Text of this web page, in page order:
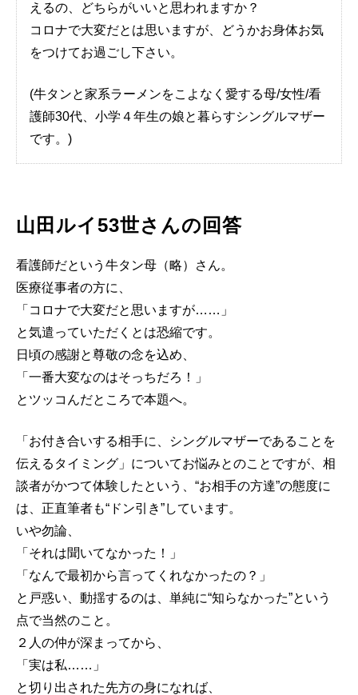
えるの、どちらがいいと思われますか？
コロナで大変だとは思いますが、どうかお身体お気
をつけてお過ごし下さい。
(牛タンと家系ラーメンをこよなく愛する母/女性/看
護師30代、小学４年生の娘と暮らすシングルマザー
です。)
山田ルイ53世さんの回答
看護師だという牛タン母（略）さん。
医療従事者の方に、
「コロナで大変だと思いますが……」
と気遣っていただくとは恐縮です。
日頃の感謝と尊敬の念を込め、
「一番大変なのはそっちだろ！」
とツッコんだところで本題へ。
「お付き合いする相手に、シングルマザーであることを
伝えるタイミング」についてお悩みとのことですが、相
談者がかつて体験したという、“お相手の方達”の態度に
は、正直筆者も“ドン引き”しています。
いや勿論、
「それは聞いてなかった！」
「なんで最初から言ってくれなかったの？」
と戸惑い、動揺するのは、単純に“知らなかった”という
点で当然のこと。
２人の仲が深まってから、
「実は私……」
と切り出された先方の身になれば、